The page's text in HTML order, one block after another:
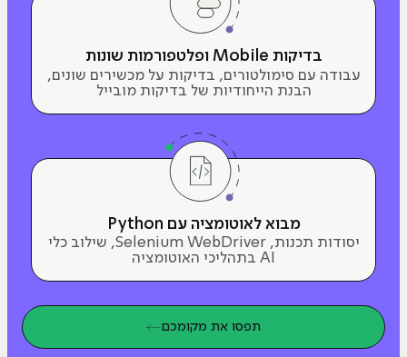
בדיקות Mobile ופלטפורמות שונות
עבודה עם סימולטורים, בדיקות על מכשירים שונים,
הבנת הייחודיות של בדיקות מובייל
מבוא לאוטומציה עם Python
יסודות תכנות, Selenium WebDriver, שילוב כלי
AI בתהליכי האוטומציה
תפסו את מקומכם